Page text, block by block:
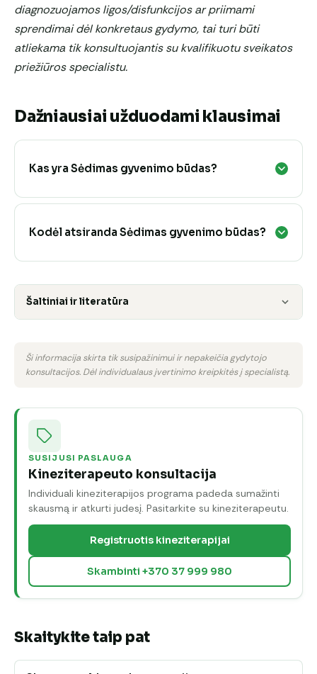
diagnozuojamos ligos/disfunkcijos ar priimami
sprendimai dėl konkretaus gydymo, tai turi būti
atliekama tik konsultuojantis su kvalifikuotu sveikatos
priežiūros specialistu.
Dažniausiai užduodami klausimai
Kas yra Sėdimas gyvenimo būdas?
Kodėl atsiranda Sėdimas gyvenimo būdas?
Šaltiniai ir literatūra
Ši informacija skirta tik susipažinimui ir nepakeičia gydytojo
konsultacijos. Dėl individualaus įvertinimo kreipkitės į specialistą.
SUSIJUSI PASLAUGA
Kineziterapeuto konsultacija
Individuali kineziterapijos programa padeda sumažinti
skausmą ir atkurti judesį. Pasitarkite su kineziterapeutu.
Registruotis kineziterapijai
Skambinti +370 37 999 980
Skaitykite taip pat